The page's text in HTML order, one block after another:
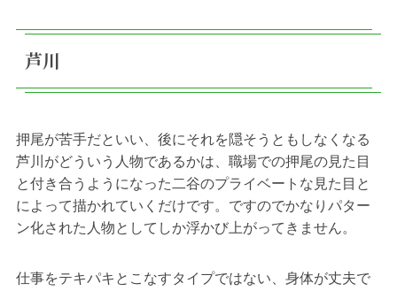
芦川
押尾が苦手だといい、後にそれを隠そうともしなくなる
芦川がどういう人物であるかは、職場での押尾の見た目
と付き合うようになった二谷のプライベートな見た目と
によって描かれていくだけです。ですのでかなりパター
ン化された人物としてしか浮かび上がってきません。
仕事をテキパキとこなすタイプではない、身体が丈夫で